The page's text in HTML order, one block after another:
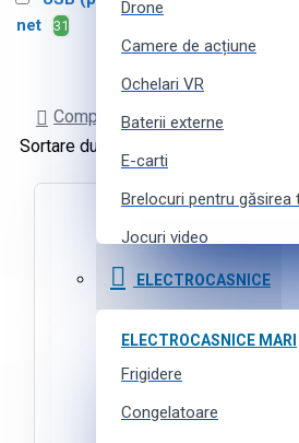
Drone
Camere de acțiune
Ochelari VR
Baterii externe
E-carti
Brelocuri pentru găsirea
Jocuri video
Curele pentru ceasuri
Accesorii pentru
TEHNICĂ FOTO
Camere SLR
ELECTROCASNICE
ELECTROCASNICE MARI
Frigidere
Congelatoare
net 31
Comparare Produse
Sortare după: